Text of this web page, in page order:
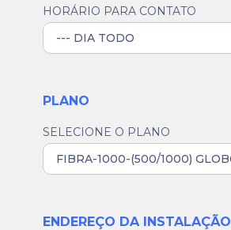
HORÁRIO PARA CONTATO
PLANO
SELECIONE O PLANO
ENDEREÇO DA INSTALAÇÃO